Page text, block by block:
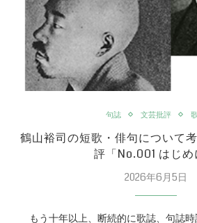
句誌 文芸批評
鶴山裕司の短歌・俳句について
評「No.001 はじめ
2026年6月5日
もう十年以上、断続的に歌誌、句誌